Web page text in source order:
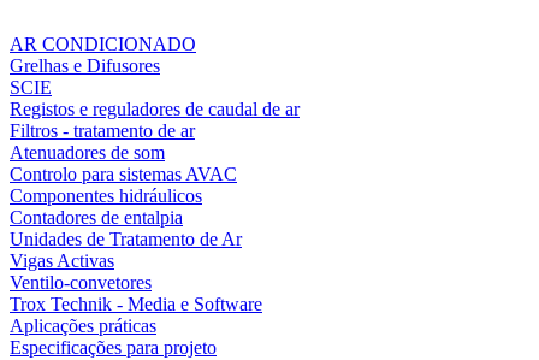
AR CONDICIONADO
Grelhas e Difusores
SCIE
Registos e reguladores de caudal de ar
Filtros - tratamento de ar
Atenuadores de som
Controlo para sistemas AVAC
Componentes hidráulicos
Contadores de entalpia
Unidades de Tratamento de Ar
Vigas Activas
Ventilo-convetores
Trox Technik - Media e Software
Aplicações práticas
Especificações para projeto